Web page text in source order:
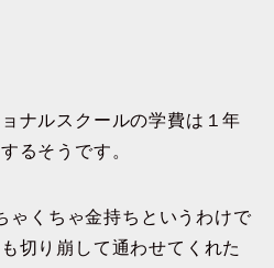
ナルスクールの学費は１年
るそうです。
ゃくちゃ金持ちというわけで
切り崩して通わせてくれた